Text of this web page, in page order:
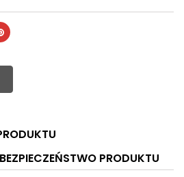
BEZPIECZEŃSTWO PRODUKTU